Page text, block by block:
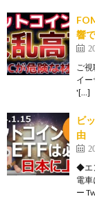
響
ご
イー
'[…]
ビ
由
◆エ
電
ー